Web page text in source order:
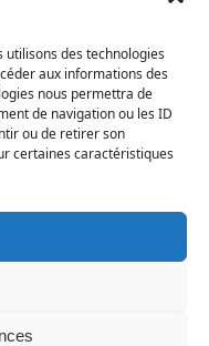
des technologies
aux informations des
nous permettra de
de navigation ou les ID
ou de retirer son
certaines caractéristiques